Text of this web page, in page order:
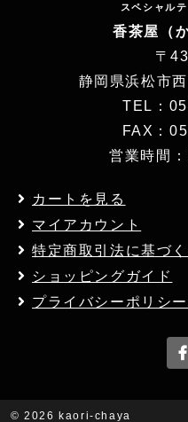
スペシャル
香茶屋（
〒
静岡県浜松市
TEL：
FAX：
営業時間
カートを見る
マイアカウント
特定商取引法に基づ
ショッピングガイド
プライバシーポリシー
©2026 kaori-chaya